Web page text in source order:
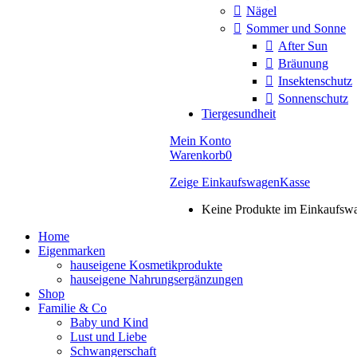
Nägel
Sommer und Sonne
After Sun
Bräunung
Insektenschutz
Sonnenschutz
Tiergesundheit
Mein Konto
Warenkorb0
Zeige EinkaufswagenKasse
Keine Produkte im
Home
Eigenmarken
hauseigene Kosmetikprodukte
hauseigene Nahrungsergänzungen
Shop
Familie & Co
Baby und Kind
Lust und Liebe
Schwangerschaft